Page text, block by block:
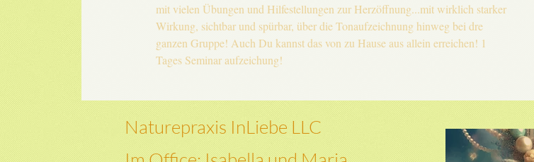
mit vielen Übungen und Hilfestellungen zur Herzöffnung...mit wirklich starker
Wirkung, sichtbar und spürbar, über die Tonaufzeichnung hinweg bei dre
ganzen Gruppe! Auch Du kannst das von zu Hause aus allein erreichen! 1
Tages Seminar aufzeichung!
Naturepraxis InLiebe LLC